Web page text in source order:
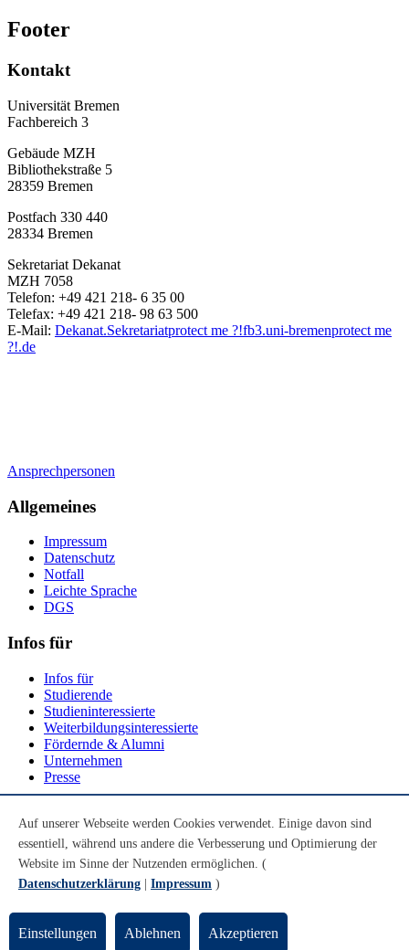
Footer
Kontakt
Universität Bremen
Fachbereich 3
Gebäude MZH
Bibliothekstraße 5
28359 Bremen
Postfach 330 440
28334 Bremen
Sekretariat Dekanat
MZH 7058
Telefon: +49 421 218- 6 35 00
Telefax: +49 421 218- 98 63 500
E-Mail: Dekanat.Sekretariatprotect me ?!fb3.uni-bremenprotect me
?!.de
Ansprechpersonen
Allgemeines
Impressum
Datenschutz
Notfall
Leichte Sprache
DGS
Infos für
Infos für
Studierende
Studieninteressierte
Weiterbildungsinteressierte
Fördernde & Alumni
Unternehmen
Presse
Youtube
Instagram
LinkedIn
© Universität Bremen 2026
Auf unserer Webseite werden Cookies verwendet. Einige davon sind
essentiell, während uns andere die Verbesserung und Optimierung der
Website im Sinne der Nutzenden ermöglichen. (
Datenschutzerklärung
Impressum )
Einstellungen Ablehnen Akzeptieren